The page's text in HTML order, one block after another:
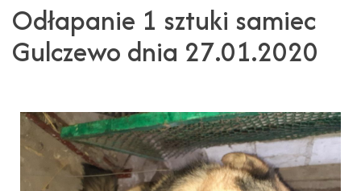
Odłapanie 1 sztuki samiec
Gulczewo dnia 27.01.2020